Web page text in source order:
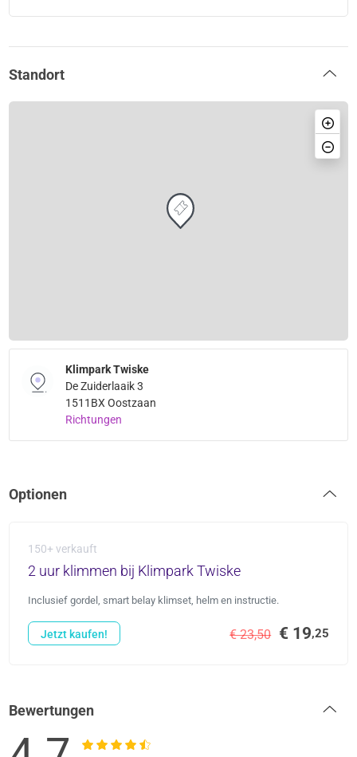
Standort
Klimpark Twiske
De Zuiderlaaik 3
1511BX Oostzaan
Richtungen
Optionen
150+ verkauft
2 uur klimmen bij Klimpark Twiske
Inclusief gordel, smart belay klimset, helm en instructie.
€ 23,50 € 19,25
Jetzt kaufen!
Bewertungen